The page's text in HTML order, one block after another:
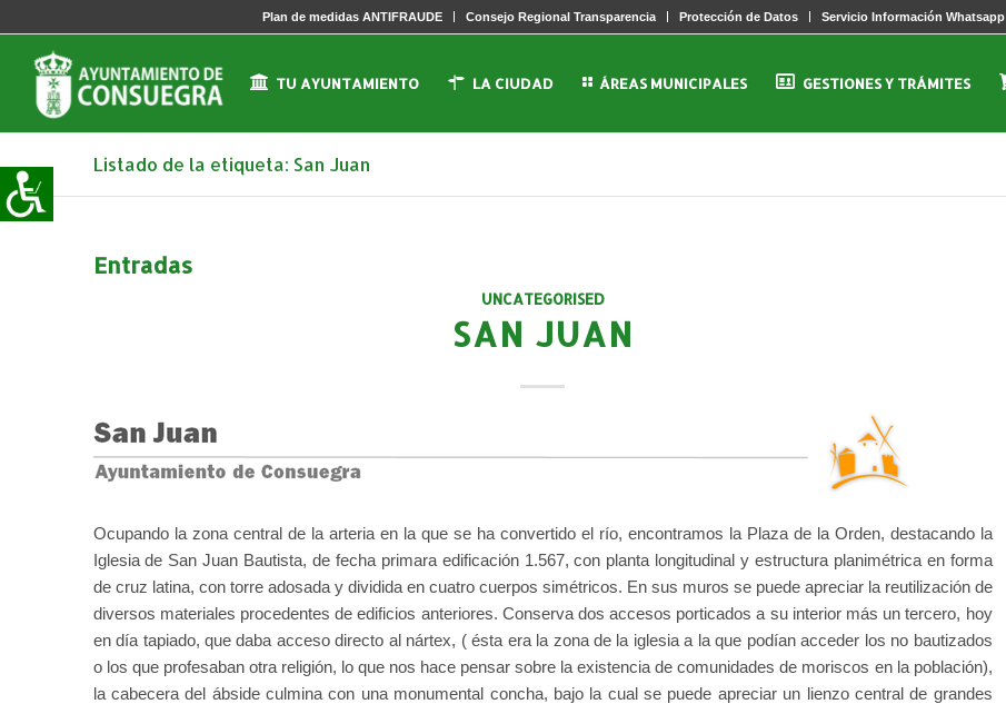
Plan de medidas ANTIFRAUDE Consejo Regional Transparencia Protección de Datos Servicio Información Whatsapp
TU AYUNTAMIENTO LA CIUDAD ÁREAS MUNICIPALES GESTIONES Y TRÁMITES
Listado de la etiqueta: San Juan
Entradas
UNCATEGORISED
SAN JUAN
Ocupando la zona central de la arteria en la que se ha convertido el río, encontramos la Plaza de la Orden, destacando la
Iglesia de San Juan Bautista, de fecha primara edificación 1.567, con planta longitudinal y estructura planimétrica en forma
de cruz latina, con torre adosada y dividida en cuatro cuerpos simétricos. En sus muros se puede apreciar la reutilización de
diversos materiales procedentes de edificios anteriores. Conserva dos accesos porticados a su interior más un tercero, hoy
en día tapiado, que daba acceso directo al nártex, ( ésta era la zona de la iglesia a la que podían acceder los no bautizados
o los que profesaban otra religión, lo que nos hace pensar sobre la existencia de comunidades de moriscos en la población),
la cabecera del ábside culmina con una monumental concha, bajo la cual se puede apreciar un lienzo central de grandes